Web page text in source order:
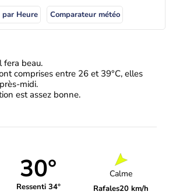
par Heure Comparateur météo
fera beau.
comprises entre 26 et 39°C, elles
midi.
est assez bonne.
30°
Ressenti 34°
Calme
Rafales20 km/h